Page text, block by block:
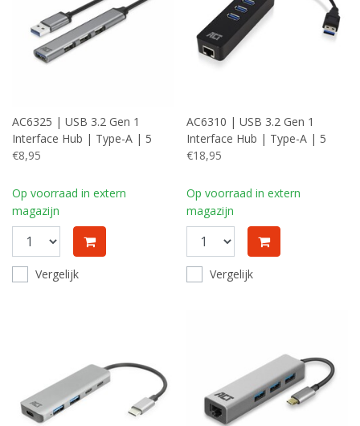
AC6325 | USB 3.2 Gen 1
Interface Hub | Type-A | 5
Gbps | Grijs
€8,95
Op voorraad in extern
magazijn
Vergelijk
AC6310 | USB 3.2 Gen 1
Interface Hub | Type-A | 5
Gbps | Zwart
€18,95
Op voorraad in extern
magazijn
Vergelijk